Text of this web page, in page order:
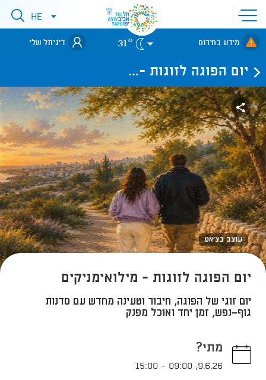
פתיחת
תפריט
אתר
לאתר עיריית
תל-אביב
פתיחתHE
מידע בחירום 31° דיגיתל שלי
יום הפוגה לזוגות -...
עוצב בצ'אט
יום הפוגה לזוגות - מילואימניקים
יום זוגי של הפוגה, חיבור וטעינה מחדש עם סדנות
גוף־נפש, זמן יחד ואוכל מפנק
מתי?
9.6.26
,
09:00
-
15:00